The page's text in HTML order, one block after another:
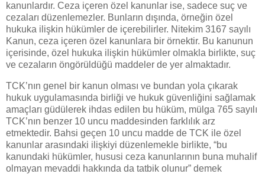
kanunlardır. Ceza içeren özel kanunlar ise, sadece suç ve
cezaları düzenlemezler. Bunların dışında, örneğin özel
hukuka ilişkin hükümler de içerebilirler. Nitekim 3167 sayılı
Kanun, ceza içeren özel kanunlara bir örnektir. Bu kanunun
içerisinde, özel hukuka ilişkin hükümler olmakla birlikte, suç
ve cezaların öngörüldüğü maddeler de yer almaktadır.
TCK’nın genel bir kanun olması ve bundan yola çıkarak
hukuk uygulamasında birliği ve hukuk güvenliğini sağlamak
amaçları güdülerek ihdas edilen bu hüküm, mülga 765 sayılı
TCK’nın benzer 10 uncu maddesinden farklılık arz
etmektedir. Bahsi geçen 10 uncu madde de TCK ile özel
kanunlar arasındaki ilişkiyi düzenlemekle birlikte, “bu
kanundaki hükümler, hususi ceza kanunlarının buna muhalif
olmayan mevaddi hakkında da tatbik olunur” demek